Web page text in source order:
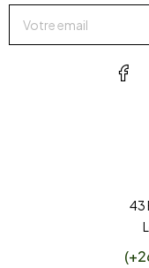
43